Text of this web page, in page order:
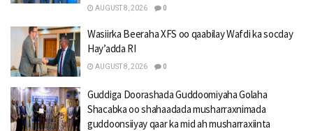
AUGUST 8, 2026 0
Wasiirka Beeraha XFS oo qaabilay Wafdi ka socday
Hay’adda RI
AUGUST 8, 2026 0
Guddiga Doorashada Guddoomiyaha Golaha
Shacabka oo shahaadada musharraxnimada
guddoonsiiyay qaar ka mid ah musharraxiinta